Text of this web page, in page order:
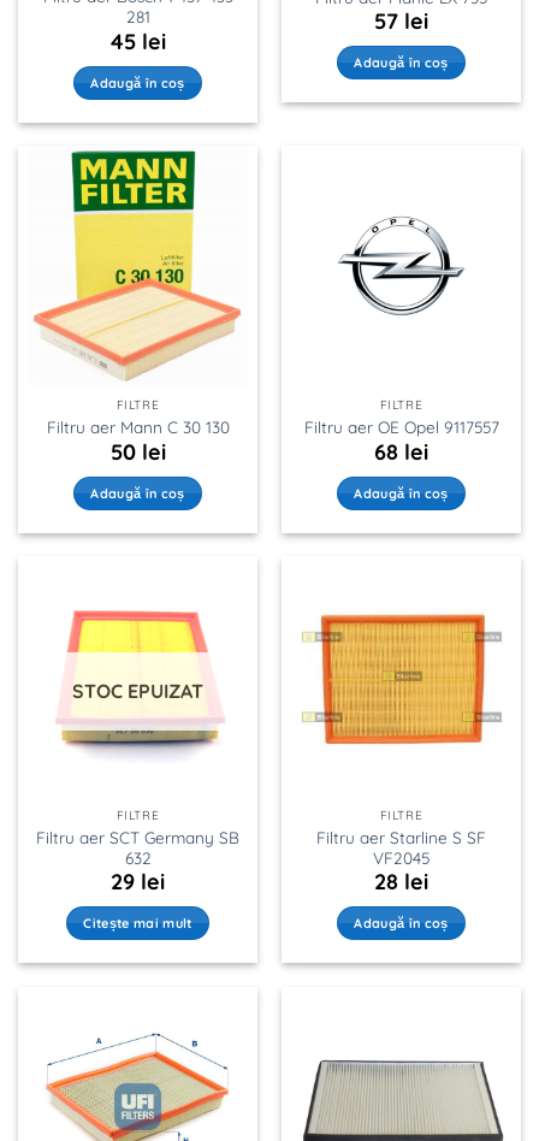
281
45 lei
Adaugă în coș
57 lei
Adaugă în coș
FILTRE
Filtru aer Mann C 30 130
50 lei
Adaugă în coș
FILTRE
Filtru aer OE Opel 9117557
68 lei
Adaugă în coș
STOC EPUIZAT
FILTRE
Filtru aer SCT Germany SB
632
29 lei
Citește mai mult
FILTRE
Filtru aer Starline S SF
VF2045
28 lei
Adaugă în coș